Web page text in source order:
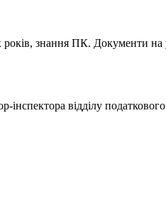
знання ПК. Документи на
інспектора відділу